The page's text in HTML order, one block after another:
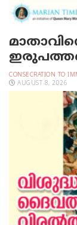
CONSECRATION TO
AUGUST 8, 2026